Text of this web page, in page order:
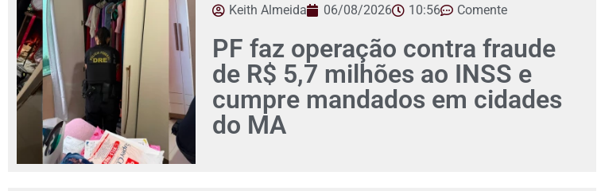
Keith Almeida 06/08/2026 10:56 Comente
PF faz operação contra fraude
de R$ 5,7 milhões ao INSS e
cumpre mandados em cidades
do MA